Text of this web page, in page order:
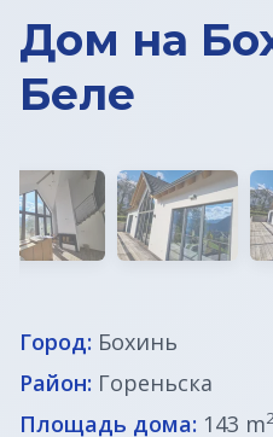
Квартиры у моря
Дома в Любляне
Офисы в Любляне
Дома до € 100 000
Дом на
Беле
Город: Бохинь
Район: Гореньска
Площадь дома: 143 m